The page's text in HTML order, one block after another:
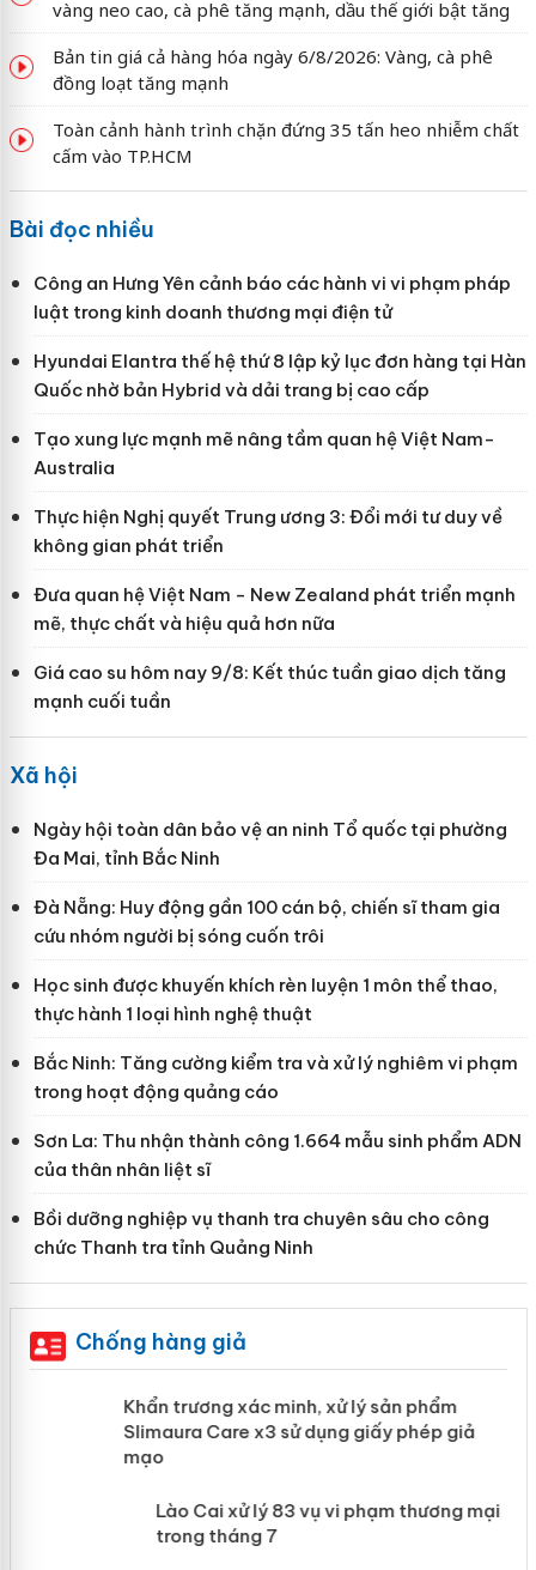
vàng neo cao, cà phê tăng mạnh, dầu thế giới bật tăng
Bản tin giá cả hàng hóa ngày 6/8/2026: Vàng, cà phê
đồng loạt tăng mạnh
Toàn cảnh hành trình chặn đứng 35 tấn heo nhiễm chất
cấm vào TP.HCM
Bài đọc nhiều
Công an Hưng Yên cảnh báo các hành vi vi phạm pháp
luật trong kinh doanh thương mại điện tử
Hyundai Elantra thế hệ thứ 8 lập kỷ lục đơn hàng tại Hàn
Quốc nhờ bản Hybrid và dải trang bị cao cấp
Tạo xung lực mạnh mẽ nâng tầm quan hệ Việt Nam-
Australia
Thực hiện Nghị quyết Trung ương 3: Đổi mới tư duy về
không gian phát triển
Đưa quan hệ Việt Nam - New Zealand phát triển mạnh
mẽ, thực chất và hiệu quả hơn nữa
Giá cao su hôm nay 9/8: Kết thúc tuần giao dịch tăng
mạnh cuối tuần
Xã hội
Ngày hội toàn dân bảo vệ an ninh Tổ quốc tại phường
Đa Mai, tỉnh Bắc Ninh
Đà Nẵng: Huy động gần 100 cán bộ, chiến sĩ tham gia
cứu nhóm người bị sóng cuốn trôi
Học sinh được khuyến khích rèn luyện 1 môn thể thao,
thực hành 1 loại hình nghệ thuật
Bắc Ninh: Tăng cường kiểm tra và xử lý nghiêm vi phạm
trong hoạt động quảng cáo
Sơn La: Thu nhận thành công 1.664 mẫu sinh phẩm ADN
của thân nhân liệt sĩ
Bồi dưỡng nghiệp vụ thanh tra chuyên sâu cho công
chức Thanh tra tỉnh Quảng Ninh
Chống hàng giả
Khẩn trương xác minh, xử lý sản phẩm
Slimaura Care x3 sử dụng giấy phép giả
mạo
Lào Cai xử lý 83 vụ vi phạm thương mại
trong tháng 7